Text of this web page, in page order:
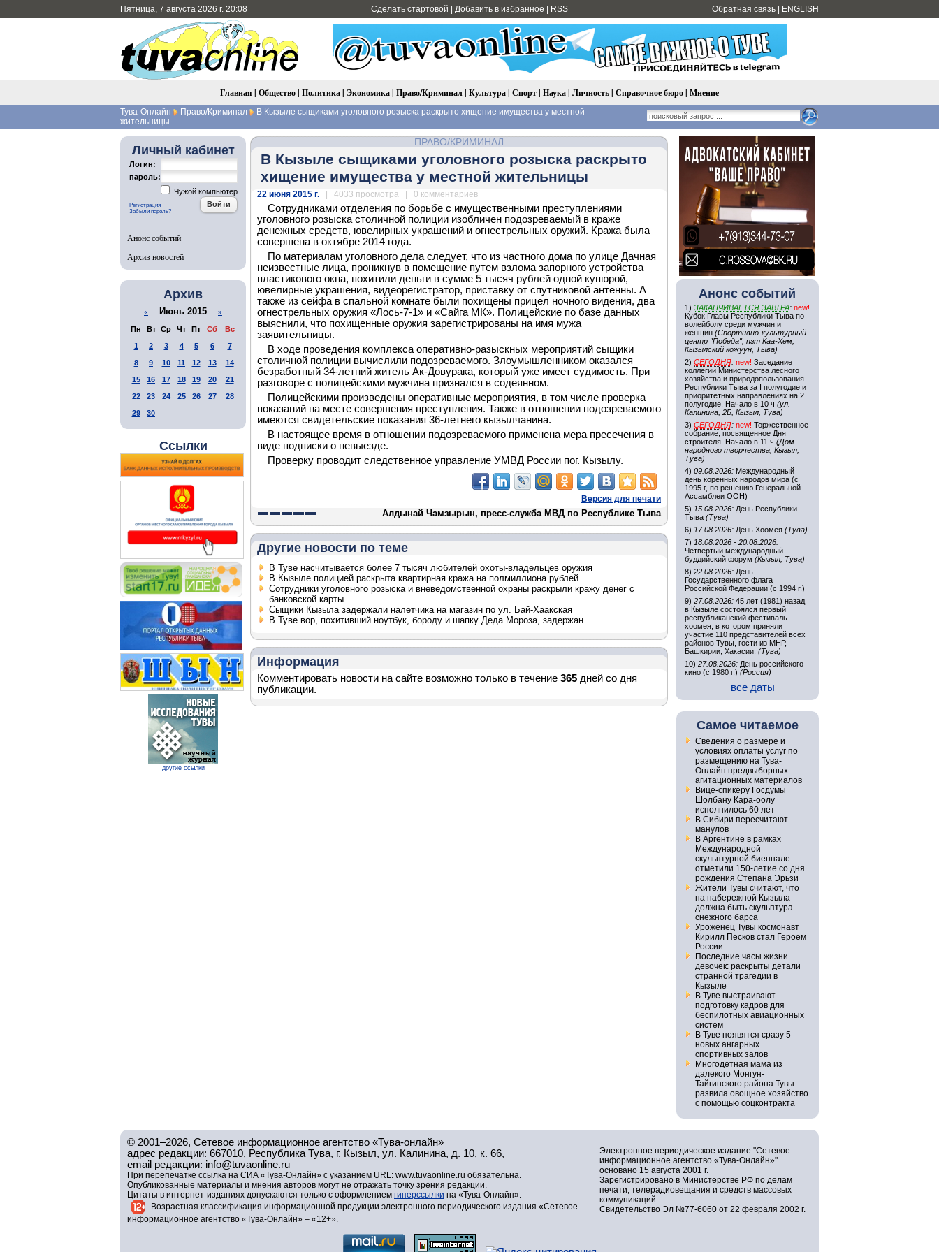
Пятница, 7 августа 2026 г. 20:08 Сделать стартовой Добавить в избранное RSS Обратная связь ENGLISH
Главная | Общество| Политика| Экономика| Право/Криминал| Культура| Спорт| Наука| Личность| Справочное бюро| Мнение
Тува-Онлайн Право/Криминал
В Кызыле сыщиками уголовного розыска раскрыто хищение имущества у местной
жительницы
Личный кабинет
Логин:
пароль:
Чужой компьютер
Регистрация
Забыли пароль?
Анонс событий
Архив новостей
Архив
« Июнь 2015 »
Пн Вт Ср Чт Пт Сб
Вс
1
2 3 4 5 6
7
8
9 10 11 12 13
14
15
16 17 18 19 20
21
22
23 24 25 26 27
28
29
30
Ссылки
другие ссылки
ПРАВО/КРИМИНАЛ
В Кызыле сыщиками уголовного розыска раскрыто
хищение имущества у местной жительницы
22 июня 2015 г. | 4033 просмотра | 0 комментариев
Сотрудниками отделения по борьбе с имущественными преступлениями
уголовного розыска столичной полиции изобличен подозреваемый в краже
денежных средств, ювелирных украшений и огнестрельных оружий. Кража была
совершена в октябре 2014 года.
По материалам уголовного дела следует, что из частного дома по улице Дачная
неизвестные лица, проникнув в помещение путем взлома запорного устройства
пластикового окна, похитили деньги в сумме 5 тысяч рублей одной купюрой,
ювелирные украшения, видеорегистратор, приставку от спутниковой антенны. А
также из сейфа в спальной комнате были похищены прицел ночного видения, два
огнестрельных оружия «Лось-7-1» и «Сайга МК». Полицейские по базе данных
выяснили, что похищенные оружия зарегистрированы на имя мужа
заявительницы.
В ходе проведения комплекса оперативно-разыскных мероприятий сыщики
столичной полиции вычислили подозреваемого. Злоумышленником оказался
безработный 34-летний житель Ак-Довурака, который уже имеет судимость. При
разговоре с полицейскими мужчина признался в содеянном.
Полицейскими произведены оперативные мероприятия, в том числе проверка
показаний на месте совершения преступления. Также в отношении подозреваемого
имеются свидетельские показания 36-летнего кызылчанина.
В настоящее время в отношении подозреваемого применена мера пресечения в
виде подписки о невыезде.
Проверку проводит следственное управление УМВД России пог. Кызылу.
Версия для печати
Алдынай Чамзырын, пресс-служба МВД по Республике Тыва
Другие новости по теме
В Туве насчитывается более 7 тысяч любителей охоты-владельцев оружия
В Кызыле полицией раскрыта квартирная кража на полмиллиона рублей
Сотрудники уголовного розыска и вневедомственной охраны раскрыли кражу денег с
банковской карты
Сыщики Кызыла задержали налетчика на магазин по ул. Бай-Хаакская
В Туве вор, похитивший ноутбук, бороду и шапку Деда Мороза, задержан
Информация
Комментировать новости на сайте возможно только в течение 365 дней со дня
публикации.
Анонс событий
1) ЗАКАНЧИВАЕТСЯ ЗАВТРА: new!
Кубок Главы Республики Тыва по
волейболу среди мужчин и
женщин (Спортивно-культурный
центр "Победа", пгт Каа-Хем,
Кызылский кожуун, Тыва)
2) СЕГОДНЯ: new! Заседание
коллегии Министерства лесного
хозяйства и природопользования
Республики Тыва за I полугодие и
приоритетных направлениях на 2
полугодие. Начало в 10 ч (ул.
Калинина, 2Б, Кызыл, Тува)
3) СЕГОДНЯ: new! Торжественное
собрание, посвященное Дня
строителя. Начало в 11 ч (Дом
народного творчества, Кызыл,
Тува)
4) 09.08.2026: Международный
день коренных народов мира (с
1995 г, по решению Генеральной
Ассамблеи ООН)
5) 15.08.2026: День Республики
Тыва (Тува)
6) 17.08.2026: День Хоомея (Тува)
7) 18.08.2026 - 20.08.2026:
Четвертый международный
буддийский форум (Кызыл, Тува)
8) 22.08.2026: День
Государственного флага
Российской Федерации (с 1994 г.)
9) 27.08.2026: 45 лет (1981) назад
в Кызыле состоялся первый
республиканский фестиваль
хоомея, в котором приняли
участие 110 представителей всех
районов Тувы, гости из МНР,
Башкирии, Хакасии. (Тува)
10) 27.08.2026: День российского
кино (с 1980 г.) (Россия)
все даты
Самое читаемое
Сведения о размере и
условиях оплаты услуг по
размещению на Тува-
Онлайн предвыборных
агитационных материалов
Вице-спикеру Госдумы
Шолбану Кара-оолу
исполнилось 60 лет
В Сибири пересчитают
манулов
В Аргентине в рамках
Международной
скульптурной биеннале
отметили 150-летие со дня
рождения Степана Эрьзи
Жители Тувы считают, что
на набережной Кызыла
должна быть скульптура
снежного барса
Уроженец Тувы космонавт
Кирилл Песков стал Героем
России
Последние часы жизни
девочек: раскрыты детали
странной трагедии в
Кызыле
В Туве выстраивают
подготовку кадров для
беспилотных авиационных
систем
В Туве появятся сразу 5
новых ангарных
спортивных залов
Многодетная мама из
далекого Монгун-
Тайгинского района Тувы
развила овощное хозяйство
с помощью соцконтракта
© 2001–2026, Сетевое информационное агентство «Тува-онлайн»
адрес редакции: 667010, Республика Тува, г. Кызыл, ул. Калинина, д. 10, к. 66,
email редакции: info@tuvaonline.ru
При перепечатке ссылка на СИА «Тува-Онлайн» с указанием URL: www.tuvaonline.ru обязательна.
Опубликованные материалы и мнения авторов могут не отражать точку зрения редакции.
Цитаты в интернет-изданиях допускаются только с оформлением гиперссылки на «Тува-Онлайн».
Возрастная классификация информационной продукции электронного периодического издания «Сетевое
информационное агентство «Тува-Онлайн» – «12+».
Электронное периодическое издание "Сетевое
информационное агентство «Тува-Онлайн»"
основано 15 августа 2001 г.
Зарегистрировано в Министерстве РФ по делам
печати, телерадиовещания и средств массовых
коммуникаций.
Свидетельство Эл №77-6060 от 22 февраля 2002 г.